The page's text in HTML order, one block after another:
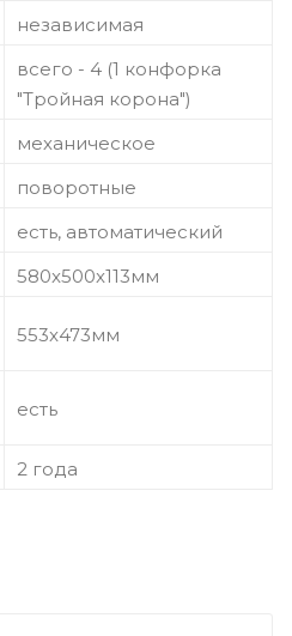
независимая
всего - 4 (1 конфорка
"Тройная корона")
механическое
поворотные
есть, автоматический
580x500x113мм
553x473мм
есть
2 года